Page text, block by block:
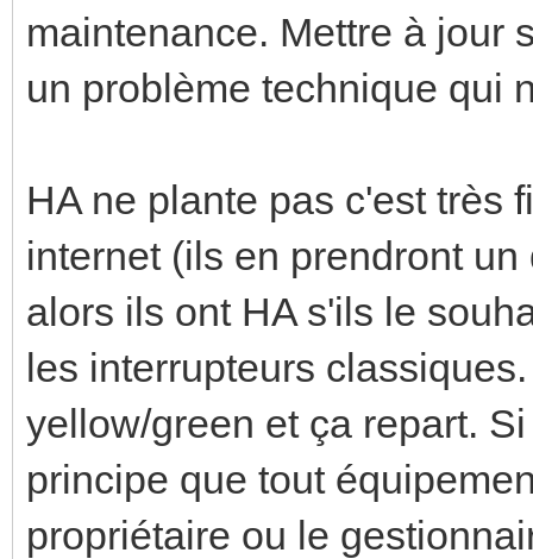
maintenance. Mettre à jour
un problème technique qui
HA ne plante pas c'est très
internet (ils en prendront
alors ils ont HA s'ils le
les interrupteurs
yellow/green et ça repart.
principe que tout
propriétaire ou le